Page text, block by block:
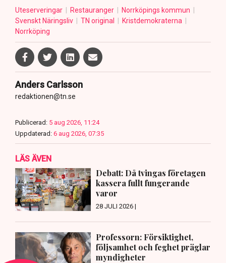
Uteserveringar Restauranger
Norrköpings kommun
Svenskt Näringsliv
TN original
Kristdemokraterna
Norrköping
Anders Carlsson
redaktionen@tn.se
Publicerad: 5 aug 2026, 11:24
Uppdaterad: 6 aug 2026, 07:35
LÄS ÄVEN
Debatt: Då tvingas företagen
kassera fullt fungerande
varor
28 JULI 2026 |
Professorn: Försiktighet,
följsamhet och feghet präglar
myndigheter